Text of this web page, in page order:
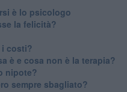
è lo psicologo
la felicità?
costi?
è e cosa non è la terapia?
nipote?
sempre sbagliato?